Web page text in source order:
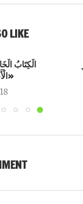
LIKE
الْكِتَابُ
18 مايو 2026